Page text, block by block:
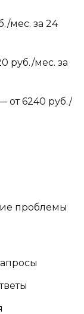
мес. за 24
руб./мес. за
от 6240 руб./
проблемы